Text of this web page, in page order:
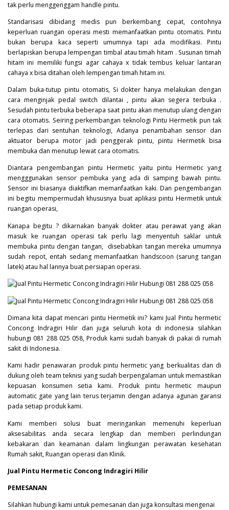
tak perlu menggenggam handle pintu.
Standarisasi dibidang medis pun berkembang cepat, contohnya
keperluan ruangan operasi mesti memanfaatkan pintu otomatis. Pintu
bukan berupa kaca seperti umumnya tapi ada modifikasi. Pintu
berlapiskan berupa lempengan timbal atau timah hitam . Susunan timah
hitam ini memiliki fungsi agar cahaya x tidak tembus keluar lantaran
cahaya x bisa ditahan oleh lempengan timah hitam ini.
Dalam buka-tutup pintu otomatis, Si dokter hanya melakukan dengan
cara menginjak pedal switch dilantai , pintu akan segera terbuka .
Sesudah pintu terbuka beberapa saat pintu akan menutup ulang dengan
cara otomatis. Seiring perkembangan teknologi Pintu Hermetik pun tak
terlepas dari sentuhan teknologi, Adanya penambahan sensor dan
aktuator berupa motor jadi penggerak pintu, pintu Hermetik bisa
membuka dan menutup lewat cara otomatis.
Diantara pengembangan pintu Hermetic yaitu pintu Hermetic yang
mengggunakan sensor pembuka yang ada di samping bawah pintu.
Sensor ini biasanya diaktifkan memanfaatkan kaki. Dan pengembangan
ini begitu mempermudah khususnya buat aplikasi pintu Hermetik untuk
ruangan operasi,
Kanapa begitu ? dikarnakan banyak dokter atau perawat yang akan
masuk ke ruangan operasi tak perlu lagi menyentuh saklar untuk
membuka pintu dengan tangan, disebabkan tangan mereka umumnya
sudah repot, entah sedang memanfaatkan handscoon (sarung tangan
latek) atau hal lannya buat persiapan operasi.
Dimana kita dapat mencari pintu Hermetik ini? kami Jual Pintu hermetic
Concong Indragiri Hilir dan juga seluruh kota di indonesia silahkan
hubungi 081 288 025 058, Produk kami sudah banyak di pakai di rumah
sakit di Indonesia.
Kami hadir penawaran produk pintu hermetic yang berkualitas dan di
dukung oleh team teknisi yang sudah berpengalaman untuk memastikan
kepuasan konsumen setia kami. Produk pintu hermetic maupun
automatic gate yang lain terus terjamin dengan adanya agunan garansi
pada setiap produk kami.
Kami memberi solusi buat meringankan memenuhi keperluan
aksesabilitas anda secara lengkap dan memberi perlindungan
kebakaran dan keamanan dalam lingkungan perawatan kesehatan
Rumah sakit, Ruangan operasi dan Klinik.
Jual Pintu Hermetic Concong Indragiri Hilir
PEMESANAN
Silahkan hubungi kami untuk pemesanan dan juga konsultasi mengenai